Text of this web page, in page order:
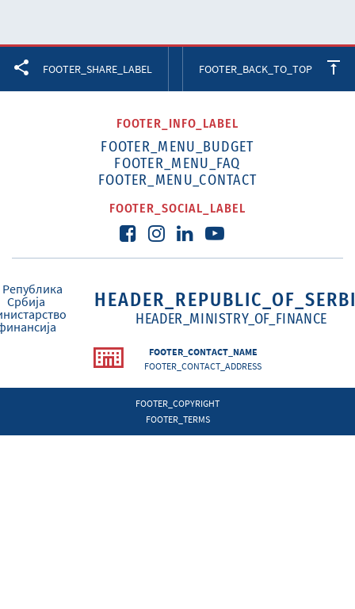
FOOTER_SHARE_LABEL FOOTER_BACK_TO_TOP
FOOTER_INFO_LABEL
FOOTER_MENU_BUDGET
FOOTER_MENU_FAQ
FOOTER_MENU_CONTACT
FOOTER_SOCIAL_LABEL
HEADER_MINISTRY_OF_FINANCE
FOOTER_CONTACT_NAME
FOOTER_CONTACT_ADDRESS
FOOTER_COPYRIGHT
FOOTER_TERMS